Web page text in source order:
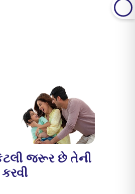
કેટલી જરૂર છે તેની